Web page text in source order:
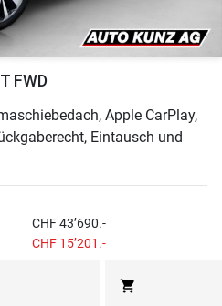
FWD
Apple CarPlay,
Eintausch und
CHF 43’690.-
CHF 15’201.-
shopping_cart